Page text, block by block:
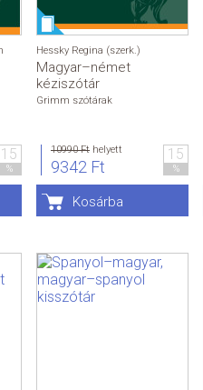
15
%
Hessky Regina (szerk.)
Magyar–német
kéziszótár
Grimm szótárak
10990 Ft helyett
9342 Ft
15
%
Kosárba